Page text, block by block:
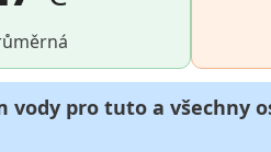
pro tuto a všechny